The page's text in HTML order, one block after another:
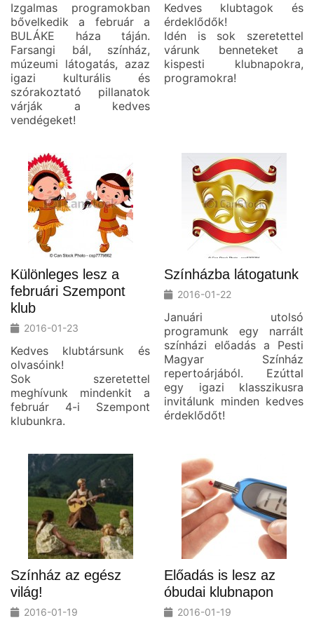
Izgalmas programokban
bővelkedik a február a
BULÁKE háza táján.
Farsangi bál, színház,
múzeumi látogatás, azaz
igazi kulturális és
szórakoztató pillanatok
várják a kedves
vendégeket!
Kedves klubtagok és
érdeklődők!
Idén is sok szeretettel
várunk benneteket a
kispesti klubnapokra,
programokra!
Különleges lesz a
februári Szempont
klub
2016-01-23
Kedves klubtársunk és
olvasóink!
Sok szeretettel
meghívunk mindenkit a
február 4-i Szempont
klubunkra.
Színházba látogatunk
2016-01-22
Januári utolsó
programunk egy narrált
színházi előadás a Pesti
Magyar Színház
repertoárjából. Ezúttal
egy igazi klasszikusra
invitálunk minden kedves
érdeklődőt!
Színház az egész
világ!
2016-01-19
Előadás is lesz az
óbudai klubnapon
2016-01-19